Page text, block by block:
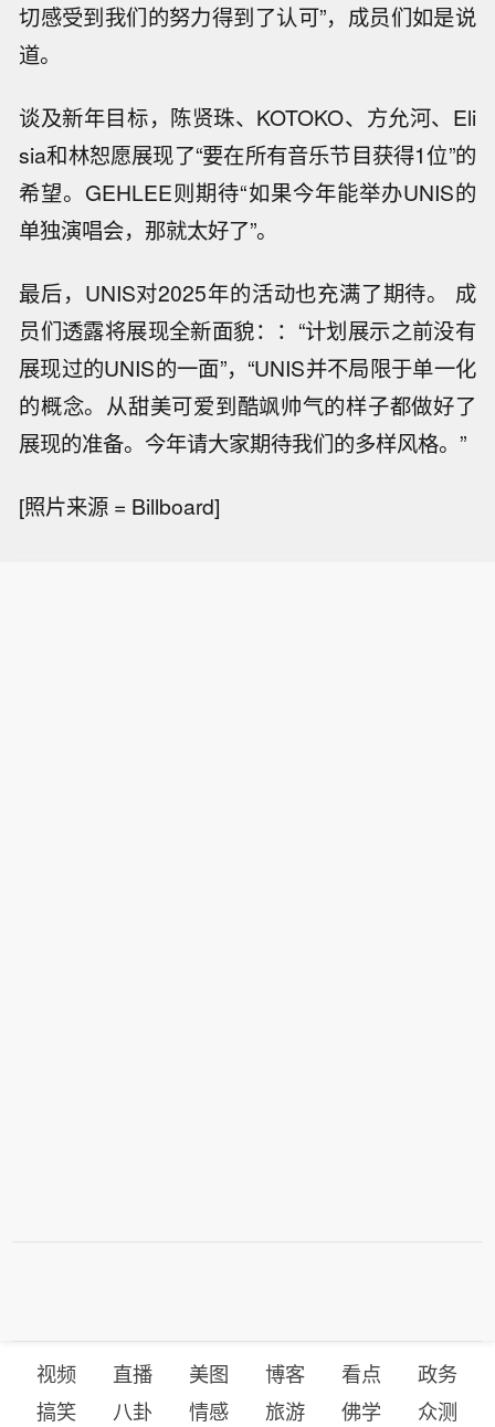
切感受到我们的努力得到了认可”，成员们如是说
道。
谈及新年目标，陈贤珠、KOTOKO、方允河、Eli
sia和林恕愿展现了“要在所有音乐节目获得1位”的
希望。GEHLEE则期待“如果今年能举办UNIS的
单独演唱会，那就太好了”。
最后，UNIS对2025年的活动也充满了期待。 成
员们透露将展现全新面貌：：“计划展示之前没有
展现过的UNIS的一面”，“UNIS并不局限于单一化
的概念。从甜美可爱到酷飒帅气的样子都做好了
展现的准备。今年请大家期待我们的多样风格。”
[照片来源 = Billboard]
视频 直播 美图 博客 看点
政务
搞笑
八卦 情感 旅游 佛学 众测